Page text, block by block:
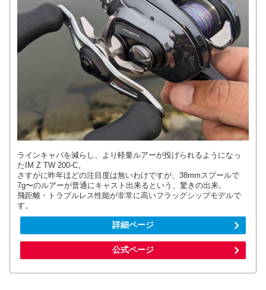
ラインキャパを減らし、より軽量ルアーが投げられるようになっ
たIM Z TW 200-C。
さすがに昨年ほどの注目度は無いわけですが、38mmスプールで
7g〜のルアーが普通にキャスト出来るという、驚きの出来。
飛距離・トラブルレス性能が非常に高いフラッグシップモデルで
す。
詳細ページ
公式ページ